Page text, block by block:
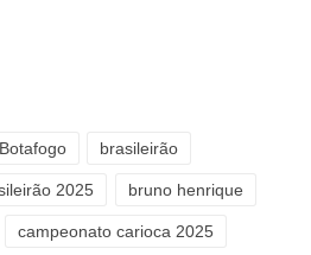
Botafogo brasileirão
2025 bruno henrique
campeonato carioca 2025